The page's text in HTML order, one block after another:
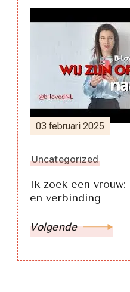
03 februari 2025
Uncategorized
Ik zoek een
en verbinding
Volgende